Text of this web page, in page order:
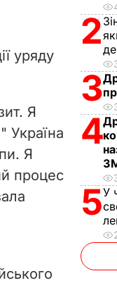
уряду
Я
Україна
Я
процес
2
3
4
5У